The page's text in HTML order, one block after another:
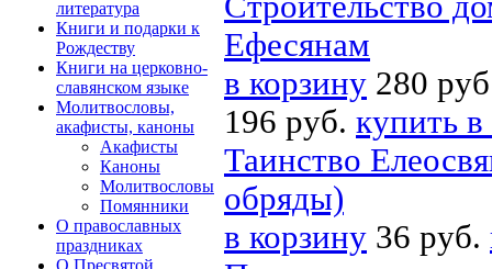
литература
Книги и подарки к
Рождеству
Книги на церковно-
славянском языке
Молитвословы,
акафисты, каноны
Акафисты
Каноны
Молитвословы
Помянники
О православных
праздниках
О Пресвятой
Ефесянам
в корзину 280
196 руб. купить
Таинство
обряды)
в корзину 36 руб.